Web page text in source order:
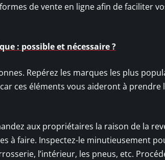
de vente en ligne afin de faciliter
: possible et nécessaire ?
Repérez les marques les plus
ces éléments vous aideront à prendre
aux propriétaires la raison de la
à faire. Inspectez-le minutieusement
l’intérieur, les pneus, etc.